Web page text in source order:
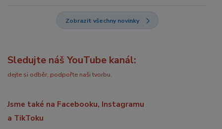
Zobrazit všechny novinky
Sledujte náš YouTube kanál:
dejte si odběr, podpořte naši tvorbu.
Jsme také na Facebooku, Instagramu
a TikToku